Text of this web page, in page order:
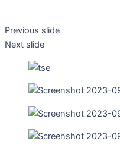
Previous slide
Next slide